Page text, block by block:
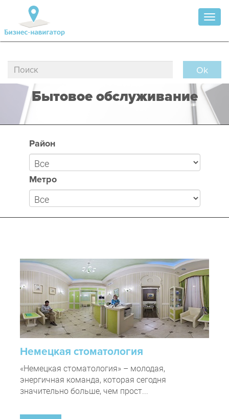
Ok
Бытовое обслуживание
Район
Метро
Немецкая стоматология
«Немецкая стоматология» – молодая,
энергичная команда, которая сегодня
значительно больше, чем прост...